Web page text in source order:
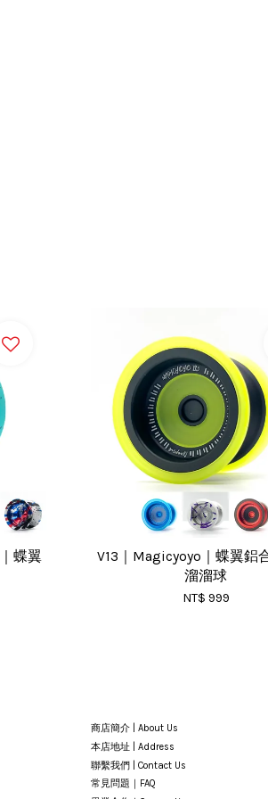
蝶翼
V13｜Magicyoyo｜蝶翼鋁
溜溜球
NT$ 999
商店簡介 | About Us
本店地址 | Address
聯繫我們 | Contact Us
常見問題｜FAQ